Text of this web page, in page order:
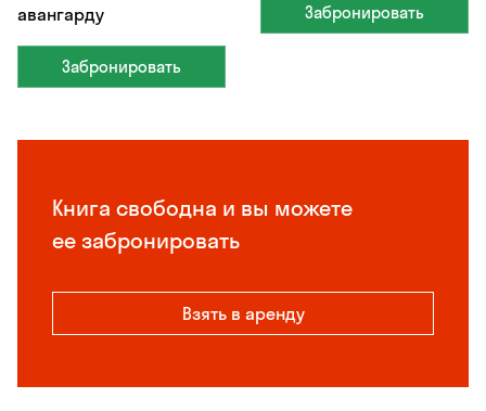
Книга свободна и вы можете
ее забронировать
Взять в аренду
авангарду
Забронировать
Забронировать